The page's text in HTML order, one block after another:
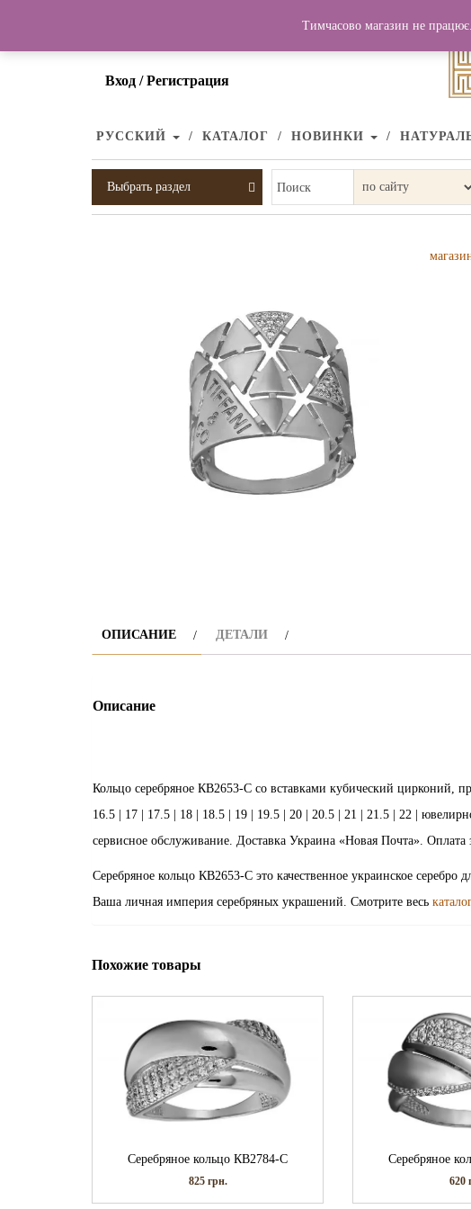
Вход / Регистрация
РУССКИЙ КАТАЛОГ НОВИНКИ
Выбрать раздел Поиск
ОПИСАНИЕ ДЕТАЛИ
Описание
Кольцо серебряное КВ2653-С со вставками кубический цирконий,
16.5 | 17 | 17.5 | 18 | 18.5 | 19 | 19.5 | 20 | 20.5 | 21 | 21.5 | 22 |
сервисное обслуживание. Доставка Украина «Новая Почта». Оплата
Серебряное кольцо КВ2653-С это качественное украинское
Ваша личная империя серебряных украшений. Смотрите весь
Похожие товары
Серебряное кольцо КВ2784-С
825 грн.
Серебряное
620
Тимчасово магазин не